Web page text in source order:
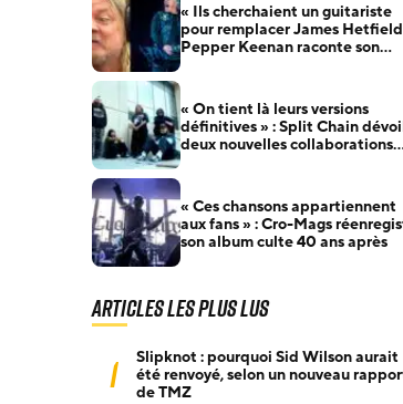
« Ils cherchaient un guitariste
pour remplacer James
Pepper Keenan raconte son
« On tient là leurs versions
définitives » : Split Chain
deux nouvelles collaborations
« Ces chansons appartiennent
aux fans » : Cro-Mags
son album culte 40 ans après
Articles les plus lus
1
Slipknot : pourquoi Sid Wilson aurait
été renvoyé, selon un nouveau
de TMZ